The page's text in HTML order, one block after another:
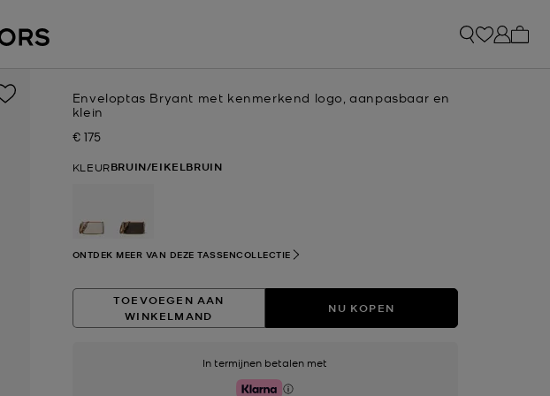
Enveloptas Bryant met kenmerkend logo, aanpasbaar en
klein
Nu
€ 175
KLEURBRUIN/EIKELBRUIN
geselecteerd
ONTDEK MEER VAN DEZE TASSENCOLLECTIE
TOEVOEGEN AAN
WINKELMAND
NU KOPEN
In termijnen betalen met